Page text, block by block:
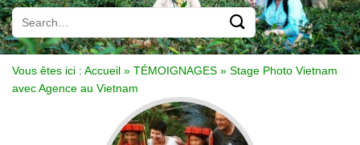
Vous êtes ici : Accueil » TÉMOIGNAGES » Stage Photo Vietnam
avec Agence au Vietnam